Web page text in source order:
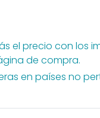
el precio con los
de compra.
en países no